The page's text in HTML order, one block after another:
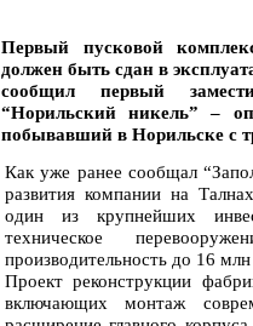
Первый пусковой
должен быть сдан в
сообщил первый
“Норильский никель” –
побывавший в Норильске с
Как уже ранее сообщал
развития компании на
один из крупнейших
техническое
производительность до 16
Проект реконструкции
включающих монтаж